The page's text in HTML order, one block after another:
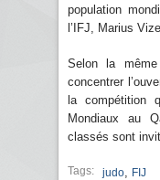
population
l’IFJ, Marius
Selon la
concentrer
la compétition
Mondiaux au
classés sont
Tags: judo FIJ